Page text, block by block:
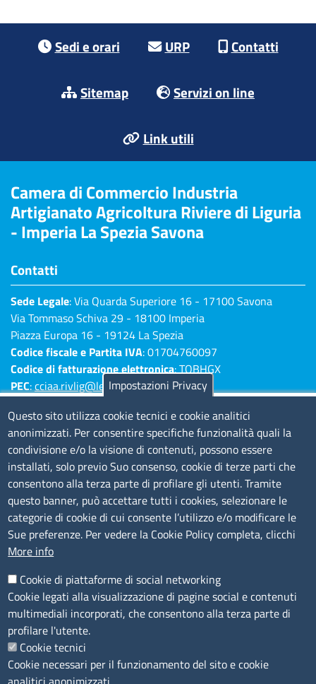
Sedi e orari URP Contatti
Sitemap Servizi on line
Link utili
Camera di Commercio Industria
Artigianato Agricoltura Riviere di Liguria
- Imperia La Spezia Savona
Contatti
Sede Legale: Via Quarda Superiore 16 - 17100 Savona
Via Tommaso Schiva 29 - 18100 Imperia
Piazza Europa 16 - 19124 La Spezia
Codice fiscale e Partita IVA: 01704760097
Codice di fatturazione elettronica: TQBHGX
PEC:cciaa.rivlig@legalmail.it
Imperia 0183 7931 - La Spezia 0187 7281
Amministrazione Trasparente
Consulta tutte le sezioni
Bilanci
Bandi di concorso
Procedimenti
Provvedimenti
Sito web
Note legali
Privacy policy
Dichiarazione di accessibilità
Redazione
Impostazioni Privacy
Questo sito utilizza cookie tecnici e cookie analitici
anonimizzati. Per consentire specifiche funzionalità quali la
condivisione e/o la visione di contenuti, possono essere
installati, solo previo Suo consenso, cookie di terze parti che
consentono alla terza parte di profilare gli utenti. Tramite
questo banner, può accettare tutti i cookies, selezionare le
categorie di cookie di cui consente l’utilizzo e/o modificare le
Sue preferenze. Per vedere la Cookie Policy completa, clicchi
More info
Cookie di piattaforme di social networking
Cookie legati alla visualizzazione di pagine social e contenuti
multimediali incorporati, che consentono alla terza parte di
profilare l'utente.
Cookie tecnici
Cookie necessari per il funzionamento del sito e cookie